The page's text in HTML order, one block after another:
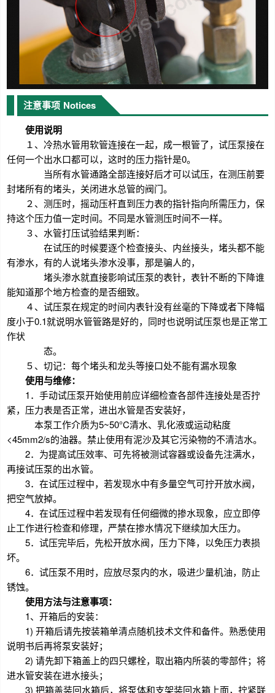
注意事项 Notices
使用说明
１、冷热水管用软管连接在一起，成一根管了，试压泵接在
任何一个出水口都可以，这时的压力指针是0。
当所有水管通路全部连接好后才可以试压，在测压前要
封堵所有的堵头，关闭进水总管的阀门。
２、测压时，摇动压杆直到压力表的指针指向所需压力，保
持这个压力值一定时间。不同是水管测压时间不一样。
３、水管打压试验结果判断：
在试压的时候要逐个检查接头、内丝接头，堵头都不能
有渗水，有的人说堵头渗水没事，那是骗人的，
堵头渗水就直接影响试压泵的表针，表针不断的下降谁
能知道那个地方检查的是否细致。
４、试压泵在规定的时间内表针没有丝毫的下降或者下降幅
度小于0.1就说明水管管路是好的，同时也说明试压泵也是正常工
作状
态。
５、切记：每个堵头和龙头等接口处不能有漏水现象
使用与维修：
1．手动试压泵开始使用前应详细检查各部件连接处是否拧
紧，压力表是否正常，进出水管是否安装好，
本泵工作介质为5~50°C清水、乳化液或运动粘度
<45mm2/s的油器。禁止使用有泥沙及其它污染物的不清洁水。
2．为提高试压效率、可先将被测试容器或设备先注满水，
再接试压泵的出水管。
3．在试压过程中，若发现水中有多量空气可拧开放水阀，
把空气放掉。
4．在试压过程中若发现有任何细微的掺水现象，应立即停
止工作进行检查和修理，严禁在掺水情况下继续加大压力。
5．试压完毕后，先松开放水阀，压力下降，以免压力表损
坏。
6．试压泵不用时，应放尽泵内的水，吸进少量机油，防止
锈蚀。
使用方法与注意事项：
1、开箱后的安装：
1) 开箱后请先按装箱单清点随机技术文件和备件。熟悉使用
说明书后再将泵安装好；
2) 请先卸下箱盖上的四只螺栓，取出箱内所装的零部件；将
进水管安装在进水接头；
3) 把箱盖装回水箱后，将泵体和支架装回水箱上面，拧紧联